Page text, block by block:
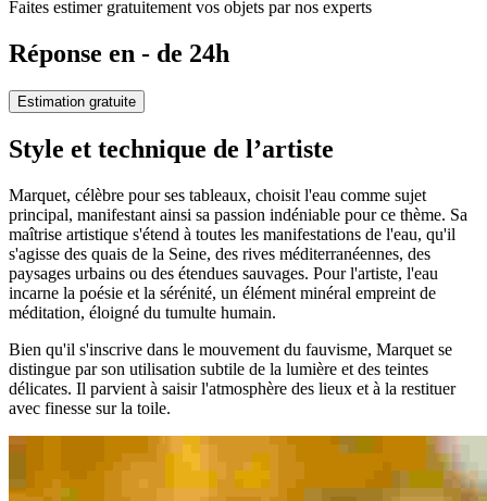
Faites estimer gratuitement vos objets par nos experts
Réponse en - de 24h
Estimation gratuite
Style et technique de l’artiste
Marquet, célèbre pour ses tableaux, choisit l'eau comme sujet
principal, manifestant ainsi sa passion indéniable pour ce thème. Sa
maîtrise artistique s'étend à toutes les manifestations de l'eau, qu'il
s'agisse des quais de la Seine, des rives méditerranéennes, des
paysages urbains ou des étendues sauvages. Pour l'artiste, l'eau
incarne la poésie et la sérénité, un élément minéral empreint de
méditation, éloigné du tumulte humain.
Bien qu'il s'inscrive dans le mouvement du fauvisme, Marquet se
distingue par son utilisation subtile de la lumière et des teintes
délicates. Il parvient à saisir l'atmosphère des lieux et à la restituer
avec finesse sur la toile.